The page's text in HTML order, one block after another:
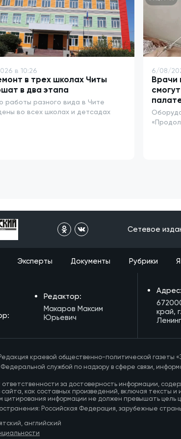
Агинского
готовы к началу
мост построят
в Забайкалье
в 10:26
в трех школах Читы
в два этапа
работы разного вида в Чите
во всех школах и детсадах
6/08/
Врачи
Сетевое
Эксперты Документы Рубрики
Редактор:
Макаров Максим
Юрьевич
Адрес:
край,
краевой общественно-политической газеты
службой по надзору в сфере связи,
ответственности за достоверность информации,
как составных произведений, включая тексты
цитирования информации не должен превышать
Российская Федерация, зарубежные
английский